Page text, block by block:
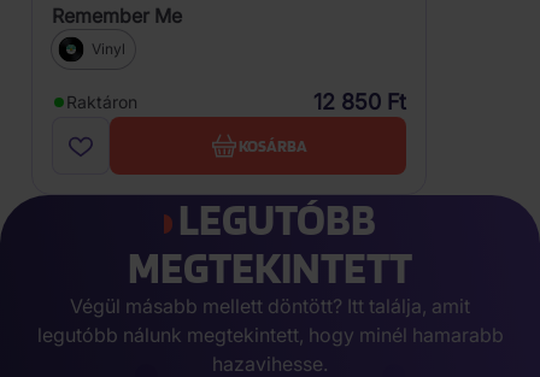
Remember Me
Vinyl
Raktáron 12 850 Ft
KOSÁRBA
LEGUTÓBB
MEGTEKINTETT
Végül másabb mellett döntött? Itt találja, amit
legutóbb nálunk megtekintett, hogy minél hamarabb
hazavihesse.